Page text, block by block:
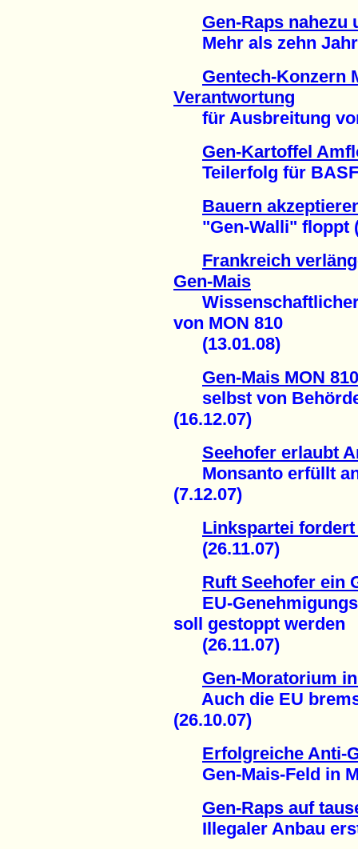
Gen-Raps nahezu
Mehr als zehn
Gentech-Konzern
Verantwortung
für Ausbreitung von
Gen-Kartoffel
Teilerfolg für BASF
Bauern
"Gen-Walli" floppt
Frankreich
Gen-Mais
Wissenschaftlicher
von MON 810
(13.01.08)
Gen-Mais MON
selbst von
(16.12.07)
Seehofer erlaubt
Monsanto erfüllt
(7.12.07)
Linkspartei
(26.11.07)
Ruft Seehofer ein
EU-
soll gestoppt werden
(26.11.07)
Gen-Moratorium
Auch die EU
(26.10.07)
Erfolgreiche Anti-
Gen-Mais-Feld in
Gen-Raps auf
Illegaler Anbau erst